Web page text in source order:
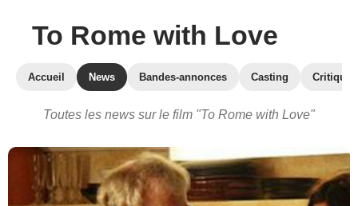
To Rome with Love
Accueil News Bandes-annonces Casting
Toutes les news sur le film "To Rome with Love"